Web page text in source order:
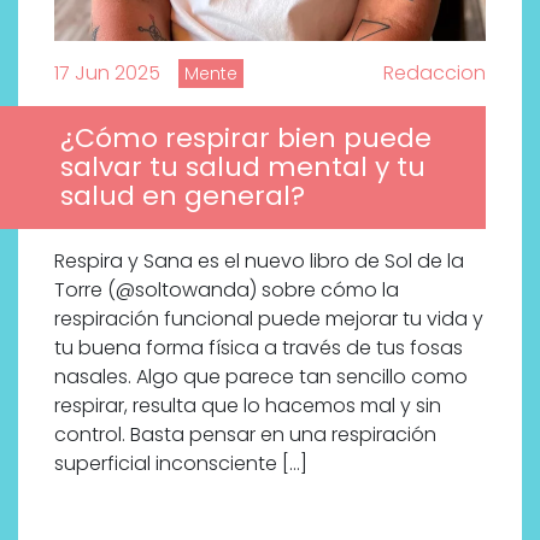
17 Jun 2025 Mente Redaccion
¿Cómo respirar bien puede
salvar tu salud mental y tu
salud en general?
Respira y Sana es el nuevo libro de Sol de la
Torre (@soltowanda) sobre cómo la
respiración funcional puede mejorar tu vida y
tu buena forma física a través de tus fosas
nasales. Algo que parece tan sencillo como
respirar, resulta que lo hacemos mal y sin
control. Basta pensar en una respiración
superficial inconsciente […]